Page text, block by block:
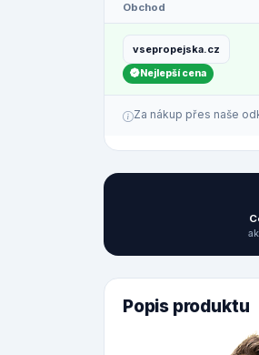
Obchod
vsepropejska.cz
Nejlepší cena
Za nákup přes naše
Popis produktu